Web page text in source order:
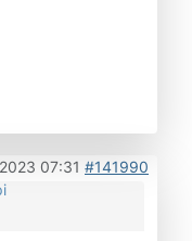
07:31 #141990